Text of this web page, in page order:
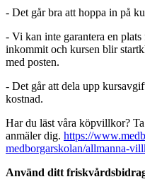
- Det går bra att hoppa in på
- Vi kan inte garantera en
inkommit och kursen blir
med posten.
- Det går att dela upp
kostnad.
Har du läst våra köpvillkor?
anmäler dig. https://
medborgarskolan/allmanna-
Använd ditt friskvårdsbidrag